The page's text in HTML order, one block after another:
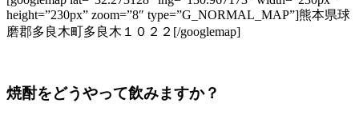
height=”230px” zoom=”8″ type=”G_NORMAL_MAP”]熊本県球
磨郡多良木町多良木１０２２[/googlemap]
焼酎をどうやって飲みますか？